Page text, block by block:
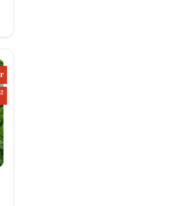
2